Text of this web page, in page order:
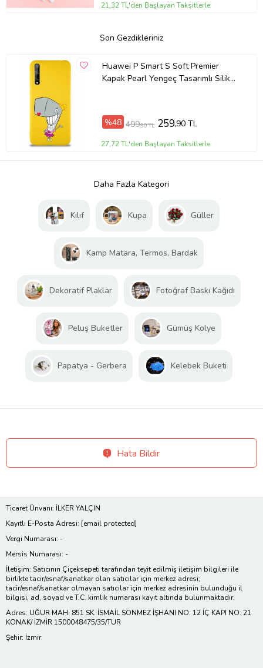
21,32 TL'den Başlayan Taksitlerle
Son Gezdikleriniz
Huawei P Smart S Soft Premier
Kapak Pearl Yengeç Tasarımlı Silikon
%48 499,90 TL 259,90 TL
27,72 TL'den Başlayan Taksitlerle
Daha Fazla Kategori
Kılıf Kupa Güller
Kamp Matara, Termos, Bardak
Dekoratif Plaklar Fotoğraf Baskı Kağıdı
Peluş Buketler Gümüş Kolye
Papatya - Gerbera Kelebek Buketi
Hata Bildir
Ticaret Ünvanı: İLKER YALÇIN
Kayıtlı E-Posta Adresi: [email protected]
Vergi Numarası: -
Mersis Numarası: -
İletişim: Satıcının Çiçeksepeti tarafından teyit edilmiş iletişim bilgileri ile
birlikte tacir/esnaf/sanatkar olan satıcılar için merkez adresi;
tacir/esnaf/sanatkar olmayan satıcılar için merkez adresinin bulunduğu il
bilgisi, ad, soyad ve T.C. kimlik numarası kayıt altında bulunmaktadır.
Adres: UĞUR MAH. 851 SK. İSMAİL SÖNMEZ İŞHANI NO: 12 İÇ KAPI NO: 21
KONAK/ İZMİR 1500048475/35/TUR
Şehir: İzmir